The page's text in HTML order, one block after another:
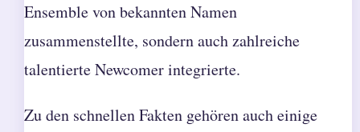
Ensemble von bekannten Namen
zusammenstellte, sondern auch zahlreiche
talentierte Newcomer integrierte.
Zu den schnellen Fakten gehören auch einige